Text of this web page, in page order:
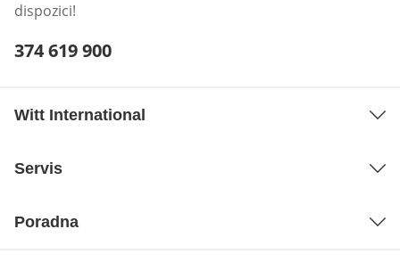
dispozici!
Telefonní číslo:
374 619 900
Witt International
Servis
Poradna